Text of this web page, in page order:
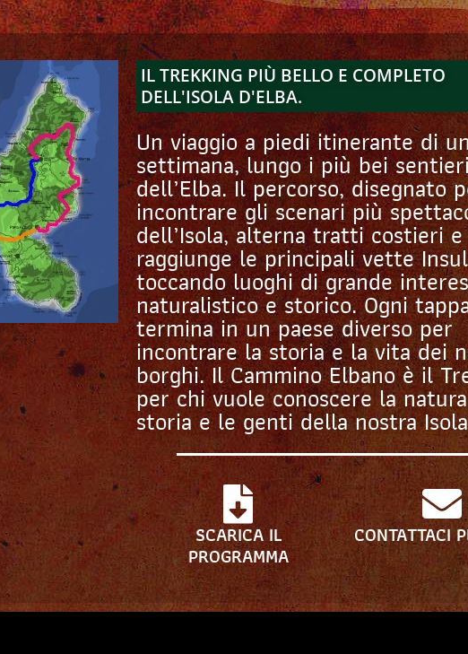
IL TREKKING PIÙ BELLO E COMPLETO
DELL'ISOLA D'ELBA.
Un viaggio a piedi itinerante di
settimana, lungo i più bei
dell’Elba. Il percorso, disegnato
incontrare gli scenari più
dell’Isola, alterna tratti costieri
raggiunge le principali vette
toccando luoghi di grande
naturalistico e storico. Ogni
termina in un paese diverso per
incontrare la storia e la vita dei
borghi. Il Cammino Elbano è il
per chi vuole conoscere la
storia e le genti della nostra
SCARICA IL
PROGRAMMA
CONTATTACI